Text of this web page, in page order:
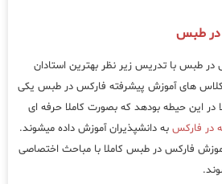
در طبس
در طبس با تدریس زیر نظر بهترین استادان
کلاس های آموزش پیشرفته فارکس در طبس یکی
در این حیطه بودهد که بصورت کاملا حرفه ای
در فارکس به دانشپذیران آموزش داده میشوند.
فارکس در طبس کاملا با مباحث اختصاصی